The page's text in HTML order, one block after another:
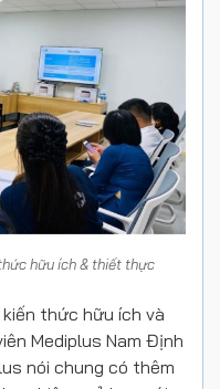
hữu ích & thiết thực
thức hữu ích và
Mediplus Nam Định
nói chung có thêm